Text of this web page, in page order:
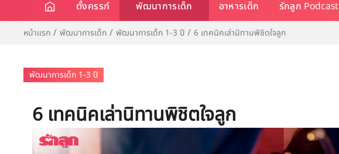
ตั้งครรภ์ พัฒนาการเด็ก อาหารเด็ก รักลูก Podcast
หน้าแรก พัฒนาการเด็ก พัฒนาการเด็ก 1-3 ปี 6 เทคนิคเล่านิทานพิชิตใจลูก
พัฒนาการเด็ก 1-3 ปี
6 เทคนิคเล่านิทานพิชิตใจลูก